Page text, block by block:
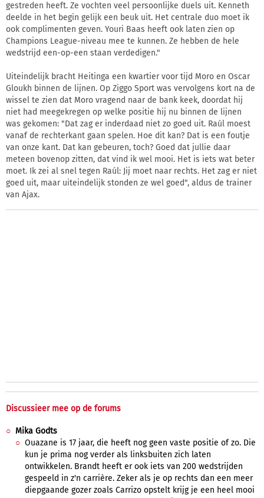
gestreden heeft. Ze vochten veel persoonlijke duels uit. Kenneth
deelde in het begin gelijk een beuk uit. Het centrale duo moet ik
ook complimenten geven. Youri Baas heeft ook laten zien op
Champions League-niveau mee te kunnen. Ze hebben de hele
wedstrijd een-op-een staan verdedigen."
Uiteindelijk bracht Heitinga een kwartier voor tijd Moro en Oscar
Gloukh binnen de lijnen. Op Ziggo Sport was vervolgens kort na de
wissel te zien dat Moro vragend naar de bank keek, doordat hij
niet had meegekregen op welke positie hij nu binnen de lijnen
was gekomen: "Dat zag er inderdaad niet zo goed uit. Raúl moest
vanaf de rechterkant gaan spelen. Hoe dit kan? Dat is een foutje
van onze kant. Dat kan gebeuren, toch? Goed dat jullie daar
meteen bovenop zitten, dat vind ik wel mooi. Het is iets wat beter
moet. Ik zei al snel tegen Raúl: Jij moet naar rechts. Het zag er niet
goed uit, maar uiteindelijk stonden ze wel goed", aldus de trainer
van Ajax.
Discussieer mee op de forums
Mika Godts
Ouazane is 17 jaar, die heeft nog geen vaste positie of zo. Die
kun je prima nog verder als linksbuiten zich laten
ontwikkelen. Brandt heeft er ook iets van 200 wedstrijden
gespeeld in z'n carrière. Zeker als je op rechts dan een meer
diepgaande gozer zoals Carrizo opstelt krijg je een heel mooi